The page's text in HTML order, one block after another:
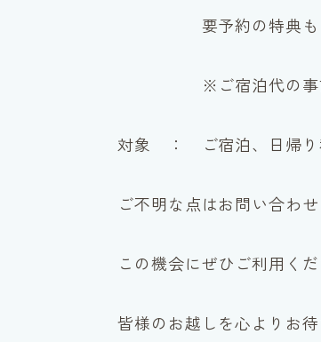
要予約の特典もござ
※ご宿泊代の事前決済
対象 ： ご宿泊、日帰り
ご不明な点はお問い合わせ
この機会にぜひご利用くだ
皆様のお越しを心よりお待